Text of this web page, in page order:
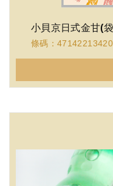
小貝京日式金甘(
條碼：